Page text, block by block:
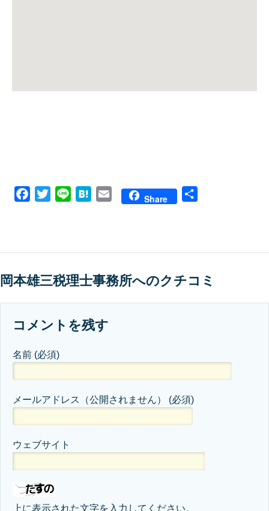
Facebook
Twitter Line HatenaEmail Share
岡本雄三税理士事務所へのクチコミ
コメントを残す
名前 (必須)
メールアドレス（公開されません） (必須)
ウェブサイト
上に表示された文字を入力してください。